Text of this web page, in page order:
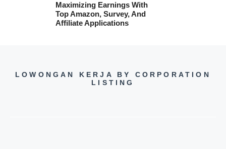
Maximizing Earnings With
Top Amazon, Survey, And
Affiliate Applications
LOWONGAN KERJA BY CORPORATION
LISTING